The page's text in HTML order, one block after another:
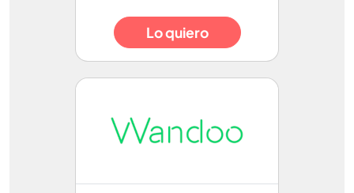
Lo quiero